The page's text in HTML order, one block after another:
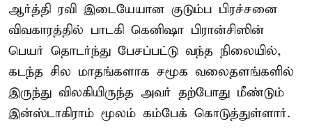
ஆர்த்தி ரவி இடையேயான குடும்ப பிரச்சனை
விவகாரத்தில் பாடகி கெனிஷா பிரான்சிஸின்
பெயர் தொடர்ந்து பேசப்பட்டு வந்த நிலையில்,
கடந்த சில மாதங்களாக சமூக வலைதளங்களில்
இருந்து விலகியிருந்த அவர் தற்போது மீண்டும்
இன்ஸ்டாகிராம் மூலம் கம்பேக் கொடுத்துள்ளார்.